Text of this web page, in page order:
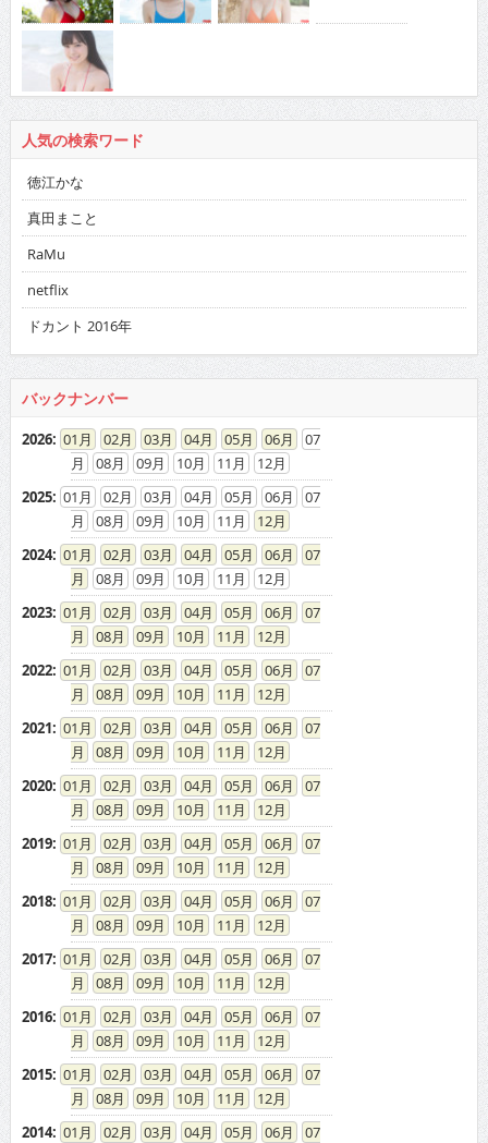
人気の検索ワード
徳江かな
真田まこと
RaMu
netflix
ドカント 2016年
バックナンバー
2026: 01 02 03 04 05 06
07
08
09 10 11
12
2025: 01 02 03 04 05 06
07
08
09 10 11
12
2024: 01 02 03 04 05 06
07
08
09 10 11
12
2023: 01 02 03 04 05 06
07
08
09 10 11
12
2022: 01 02 03 04 05 06
07
08
09 10 11
12
2021: 01 02 03 04 05 06
07
08
09 10 11
12
2020: 01 02 03 04 05 06
07
08
09 10 11
12
2019: 01 02 03 04 05 06
07
08
09 10 11
12
2018: 01 02 03 04 05 06
07
08
09 10 11
12
2017: 01 02 03 04 05 06
07
08
09 10 11
12
2016: 01 02 03 04 05 06
07
08
09 10 11
12
2015: 01 02 03 04 05 06
07
08
09 10 11
12
2014: 01 02 03 04 05 06
07